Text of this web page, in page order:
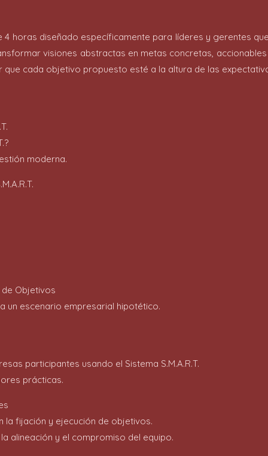
4 horas diseñado específicamente para líderes y gerentes
visiones abstractas en metas concretas,
cada objetivo propuesto esté a la altura de las
moderna.
Objetivos
un escenario empresarial hipotético.
participantes usando el Sistema S.M.A.R.T.
prácticas.
la fijación y ejecución de objetivos.
alineación y el compromiso del equipo.